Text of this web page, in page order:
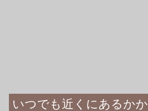
いつでも近くにあるか